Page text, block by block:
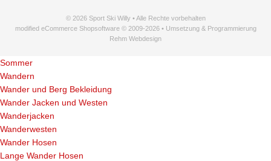
© 2026 Sport Ski Willy • Alle Rechte vorbehalten
modified eCommerce Shopsoftware © 2009-2026 • Umsetzung & Programmierung
Rehm Webdesign
Sommer
Wandern
Wander und Berg Bekleidung
Wander Jacken und Westen
Wanderjacken
Wanderwesten
Wander Hosen
Lange Wander Hosen